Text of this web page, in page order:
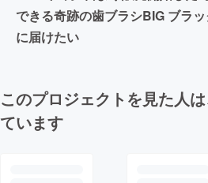
できる奇跡の歯ブラシBIG ブラ
に届けたい
このプロジェクトを見た人
ています